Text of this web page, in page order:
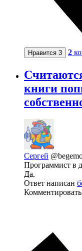
Нравится 3 2
книги
Сергей
Программист в
Да.
Ответ написан
Комментировать